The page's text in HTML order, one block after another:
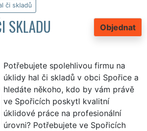
či skladů
Objednat
SKLADU
Potřebujete spolehlivou firmu na
úklidy hal či skladů v obci Spořice a
hledáte někoho, kdo by vám právě
ve Spořicích poskytl kvalitní
úklidové práce na profesionální
úrovni? Potřebujete ve Spořicích